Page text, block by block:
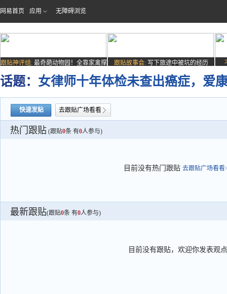
网易首页 应用 无障碍浏览
跟贴神评组: 最奇葩动物园！全靠家禽撑
场子
跟贴故事会: 写下旅途中被坑的经历
话题： 女律师十年体检未查出癌症，爱
快速发贴 去跟贴广场看看
热门跟贴 (跟贴0条 有0人参与)
目前没有热门跟贴 去跟贴广场看看
最新跟贴(跟贴0条 有0人参与)
目前没有跟贴，欢迎你发表观点